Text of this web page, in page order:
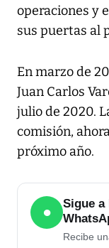
operaciones y
sus puertas al
En marzo de
Juan Carlos
julio de 2020.
comisión,
próximo año.
●
Sigue a
Recibe